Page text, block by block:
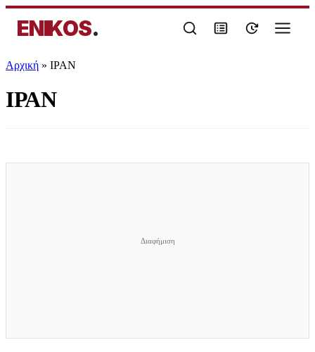
ENIKOS.
Αρχική » ΙΡΑΝ
ΙΡΑΝ